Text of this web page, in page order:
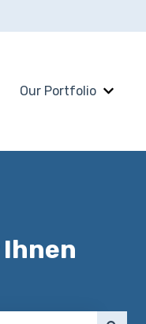
anzeigen
Our Portfolio